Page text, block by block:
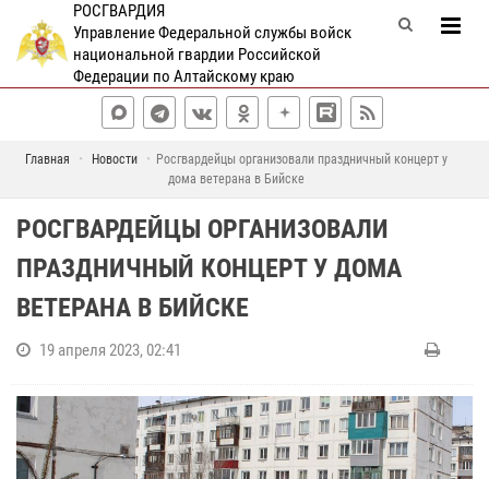
РОСГВАРДИЯ
Управление Федеральной службы войск
национальной гвардии Российской
Федерации по Алтайскому краю
Главная Новости
Росгвардейцы организовали праздничный концерт у
дома ветерана в Бийске
РОСГВАРДЕЙЦЫ ОРГАНИЗОВАЛИ
ПРАЗДНИЧНЫЙ КОНЦЕРТ У ДОМА
ВЕТЕРАНА В БИЙСКЕ
19 апреля 2023, 02:41